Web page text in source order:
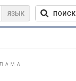
ЯЗЫК ПОИСК